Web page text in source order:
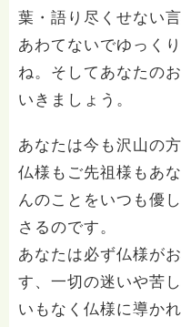
葉・語り尽くせない
あわてないでゆっく
ね。そしてあなたの
いきましょう。
あなたは今も沢山の
仏様もご先祖様もあ
んのことをいつも優
さるのです。
あなたは必ず仏様が
す、一切の迷いや苦
いもなく仏様に導か